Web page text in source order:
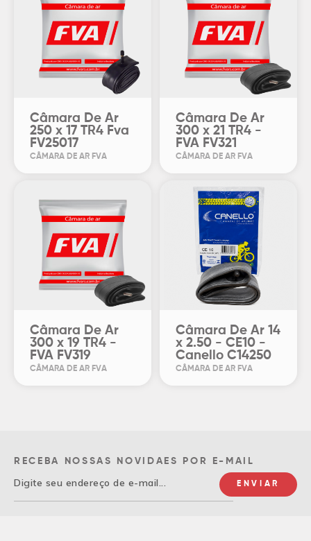
Câmara De Ar
250 x 17 TR4 Fva
FV25017
CÂMARA DE AR FVA
Câmara De Ar
300 x 21 TR4 -
FVA FV321
CÂMARA DE AR FVA
Câmara De Ar
300 x 19 TR4 -
FVA FV319
CÂMARA DE AR FVA
Câmara De Ar 14
x 2.50 - CE10 -
Canello C14250
CÂMARA DE AR FVA
RECEBA NOSSAS NOVIDAES POR E-MAIL